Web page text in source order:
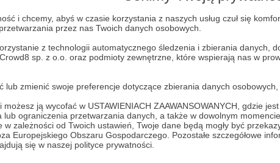
i chcemy, abyś w czasie korzystania z naszych usług czuł się
przez nas Twoich danych osobowych.
z technologii automatycznego śledzenia i zbierania danych,
sp. z o.o. oraz podmioty zewnętrzne, które wspierają nas w
lub zmienić swoje preferencje dotyczące zbierania danych osobowych,
ją wycofać w USTAWIENIACH ZAAWANSOWANYCH, gdzie
lub ograniczenia przetwarzania danych, a także w dowolnym
w zależności od Twoich ustawień, Twoje dane będą mogły być
Europejskiego Obszaru Gospodarczego. Pozostałe szczegółowe
się w naszej polityce prywatności.
Kup kupon
2 Opłać wsparcie
3 Prześlij